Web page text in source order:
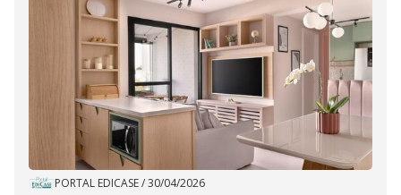
PORTAL EDICASE/30/04/2026